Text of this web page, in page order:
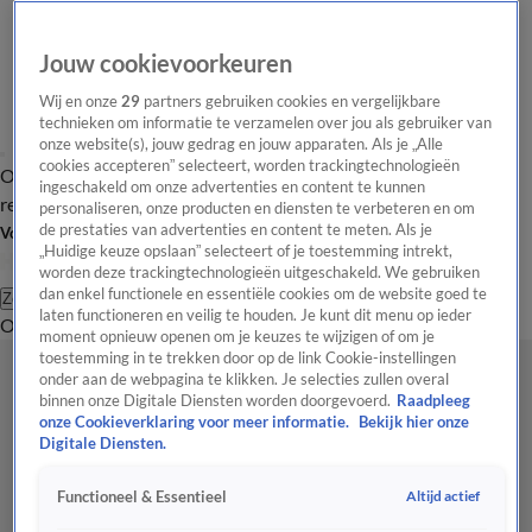
Overzicht Laatste nieuws Regionieuws Het beste van Hart
Tip de
redactie
Volg Hart van Nederland
Zoeken
OverzichtRegioUitzendingenWeerTip de redactiePanelVideo's
Jouw cookievoorkeuren
Wij en onze29 partners gebruiken cookies en vergelijkbare
technieken om informatie te verzamelen over jou als gebruiker van
onze website(s), jouw gedrag en jouw apparaten. Als je „Alle
cookies accepteren” selecteert, worden trackingtechnologieën
ingeschakeld om onze advertenties en content te kunnen
personaliseren, onze producten en diensten te verbeteren en om
de prestaties van advertenties en content te meten. Als je
„Huidige keuze opslaan” selecteert of je toestemming intrekt,
worden deze trackingtechnologieën uitgeschakeld. We gebruiken
dan enkel functionele en essentiële cookies om de website goed te
laten functioneren en veilig te houden. Je kunt dit menu op ieder
moment opnieuw openen om je keuzes te wijzigen of om je
toestemming in te trekken door op de link Cookie-instellingen
onder aan de webpagina te klikken. Je selecties zullen overal
binnen onze Digitale Diensten worden doorgevoerd. Raadpleeg
onze Cookieverklaring voor meer informatie.
Bekijk hier onze
Digitale Diensten.
Functioneel & Essentieel Altijd actief